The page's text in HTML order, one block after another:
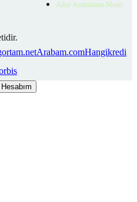
Aday Aydınlatma Metni
Arabam.comHangikredi
Hesabım